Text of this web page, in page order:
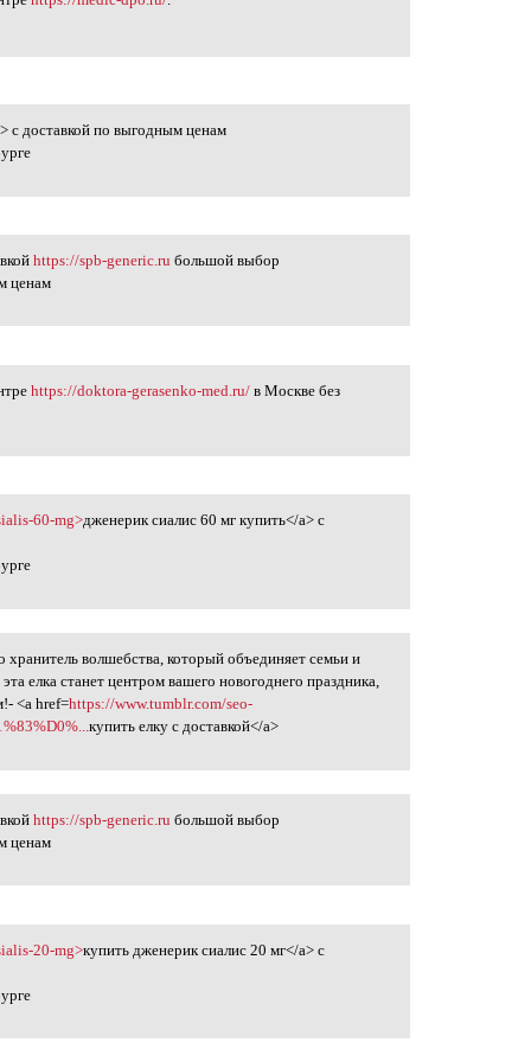
с доставкой по выгодным ценам
https://spb-generic.ru большой выбор
ценам
https://doktora-gerasenko-med.ru/ в Москве без
60-mg>дженерик сиалис 60 мг купить</a> с
волшебства, который объединяет семьи и
елка станет центром вашего новогоднего праздника,
<a href=https://www.tumblr.com/seo-
купить елку с доставкой</a>
https://spb-generic.ru большой выбор
ценам
20-mg>купить дженерик сиалис 20 мг</a> с